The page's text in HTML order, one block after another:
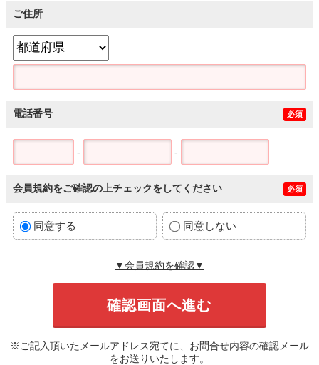
ご住所
電話番号 必須
- -
会員規約をご確認の上チェックをしてください 必須
同意する 同意しない
▼会員規約を確認▼
※ご記入頂いたメールアドレス宛てに、お問合せ内容の確認メール
をお送りいたします。